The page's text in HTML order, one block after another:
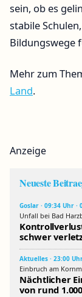
sein, ob es
stabile
Bildungswege
Mehr zum
Land.
Anzeige
Neueste
Goslar · 09:34 Uhr ·
Unfall bei Bad
schwer
Aktuelles · 23:00
Einbruch am
Nächtlicher
von rund